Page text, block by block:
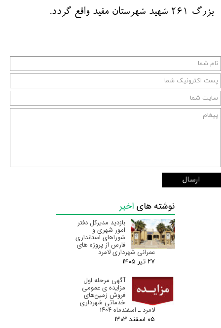
بزرگ ۲۶۱ شهید شهرستان مفید واقع گردد.
ارسال
نوشته های اخیر
بازدید مدیرکل دفتر
امور شهری و
شوراهای استانداری
فارس از پروژه های
عمرانی شهرداری لامرد
۲۷ تیر ۰۵
آگهی مرحله اول
مزایده ی عمومی
فروش زمین‌های
خدماتی شهرداری
لامرد ـ اسفندماه ۱۴۰۴
۰۵ اسفند ۰۴